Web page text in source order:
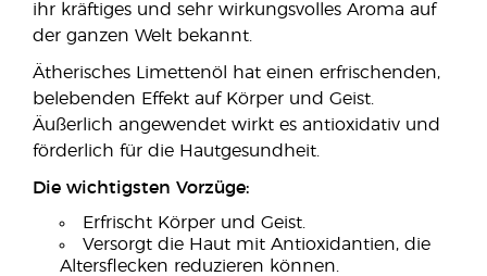
ihr kräftiges und sehr wirkungsvolles Aroma auf
der ganzen Welt bekannt.
Ätherisches Limettenöl hat einen erfrischenden,
belebenden Effekt auf Körper und Geist.
Äußerlich angewendet wirkt es antioxidativ und
förderlich für die Hautgesundheit.
Die wichtigsten Vorzüge:
Erfrischt Körper und Geist.
Versorgt die Haut mit Antioxidantien, die
Altersflecken reduzieren können.